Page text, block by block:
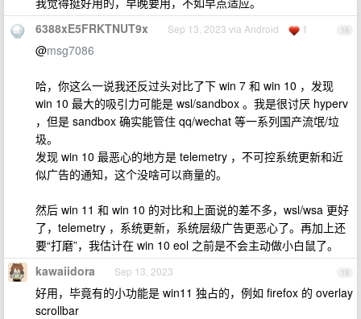
18
6388xE5FRKTNUT9x Sep 13, 2023 via Android 1
@msg7086
哈，你这么一说我还反过头对比了下 win 7 和 win 10 ，发现
win 10 最大的吸引力可能是 wsl/sandbox 。我是很讨厌 hyperv
，但是 sandbox 确实能管住 qq/wechat 等一系列国产流氓/垃
圾。
发现 win 10 最恶心的地方是 telemetry ，不可控系统更新和近
似广告的通知，这个没啥可以商量的。
然后 win 11 和 win 10 的对比和上面说的差不多，wsl/wsa 更好
了，telemetry ，系统更新，系统层级广告更恶心了。再加上还
要“打磨”，我估计在 win 10 eol 之前是不会主动做小白鼠了。
19
kawaiidora Sep 13, 2023
好用，毕竟有的小功能是 win11 独占的，例如 firefox 的 overlay
scrollbar